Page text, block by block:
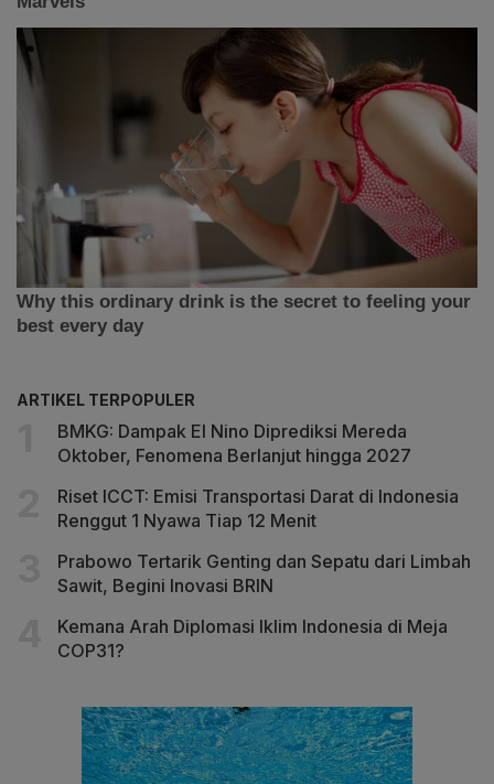
ARTIKEL TERPOPULER
BMKG: Dampak El Nino Diprediksi Mereda
Oktober, Fenomena Berlanjut hingga 2027
Riset ICCT: Emisi Transportasi Darat di Indonesia
Renggut 1 Nyawa Tiap 12 Menit
Prabowo Tertarik Genting dan Sepatu dari Limbah
Sawit, Begini Inovasi BRIN
Kemana Arah Diplomasi Iklim Indonesia di Meja
COP31?